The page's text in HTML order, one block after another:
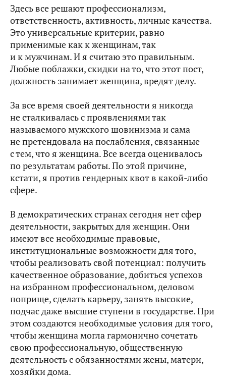
Здесь все решают профессионализм,
ответственность, активность, личные качества.
Это универсальные критерии, равно
применимые как к женщинам, так
и к мужчинам. И я считаю это правильным.
Любые поблажки, скидки на то, что этот пост,
должность занимает женщина, вредят делу.
За все время своей деятельности я никогда
не сталкивалась с проявлениями так
называемого мужского шовинизма и сама
не претендовала на послабления, связанные
с тем, что я женщина. Все всегда оценивалось
по результатам работы. По этой причине,
кстати, я против гендерных квот в какой‑либо
сфере.
В демократических странах сегодня нет сфер
деятельности, закрытых для женщин. Они
имеют все необходимые правовые,
институциональные возможности для того,
чтобы реализовать свой потенциал: получить
качественное образование, добиться успехов
на избранном профессиональном, деловом
поприще, сделать карьеру, занять высокие,
подчас даже высшие ступени в государстве. При
этом создаются необходимые условия для того,
чтобы женщина могла гармонично сочетать
свою профессиональную, общественную
деятельность с обязанностями жены, матери,
хозяйки дома.